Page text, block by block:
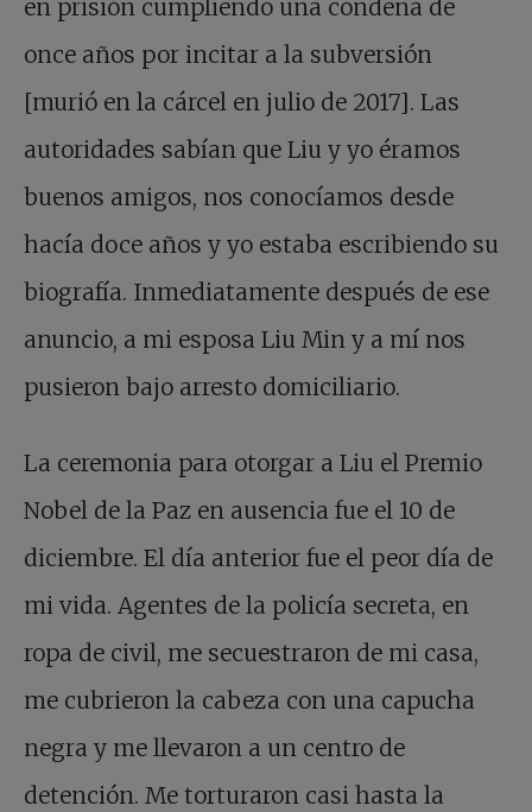
en prisión cumpliendo una condena de
once años por incitar a la subversión
[murió en la cárcel en julio de 2017]. Las
autoridades sabían que Liu y yo éramos
buenos amigos, nos conocíamos desde
hacía doce años y yo estaba escribiendo su
biografía. Inmediatamente después de ese
anuncio, a mi esposa Liu Min y a mí nos
pusieron bajo arresto domiciliario.
La ceremonia para otorgar a Liu el Premio
Nobel de la Paz en ausencia fue el 10 de
diciembre. El día anterior fue el peor día de
mi vida. Agentes de la policía secreta, en
ropa de civil, me secuestraron de mi casa,
me cubrieron la cabeza con una capucha
negra y me llevaron a un centro de
detención. Me torturaron casi hasta la